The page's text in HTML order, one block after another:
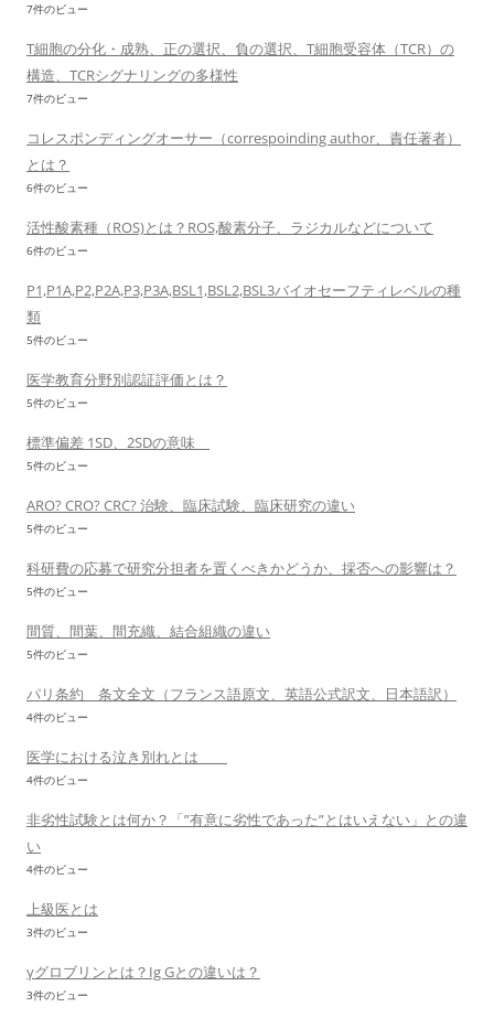
7件のビュー
T細胞の分化・成熟、正の選択、負の選択、T細胞受容体（TCR）の
構造、TCRシグナリングの多様性
7件のビュー
コレスポンディングオーサー（correspoinding author、責任著者）
とは？
6件のビュー
活性酸素種（ROS)とは？ROS,酸素分子、ラジカルなどについて
6件のビュー
P1,P1A,P2,P2A,P3,P3A,BSL1,BSL2,BSL3バイオセーフティレベルの種
類
5件のビュー
医学教育分野別認証評価とは？
5件のビュー
標準偏差 1SD、2SDの意味
5件のビュー
ARO? CRO? CRC? 治験、臨床試験、臨床研究の違い
5件のビュー
科研費の応募で研究分担者を置くべきかどうか、採否への影響は？
5件のビュー
間質、間葉、間充織、結合組織の違い
5件のビュー
パリ条約 条文全文（フランス語原文、英語公式訳文、日本語訳）
4件のビュー
医学における泣き別れとは
4件のビュー
非劣性試験とは何か？「”有意に劣性であった”とはいえない」との違
い
4件のビュー
上級医とは
3件のビュー
γグロブリンとは？Ig Gとの違いは？
3件のビュー